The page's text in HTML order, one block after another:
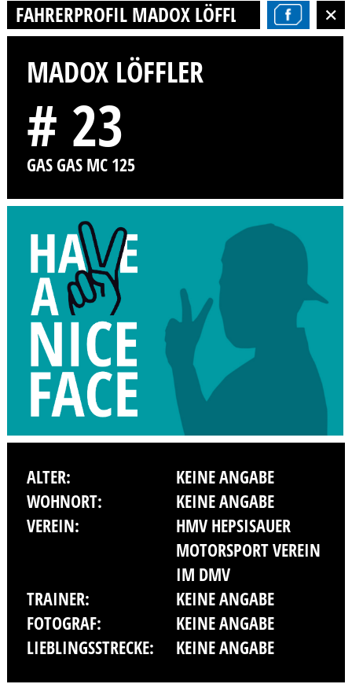
FAHRERPROFIL MADOX LÖFFLER
MADOX LÖFFLER
# 23
GAS GAS MC 125
ALTER:
KEINE ANGABE
WOHNORT:
KEINE ANGABE
VEREIN:
HMV HEPSISAUER
MOTORSPORT VEREIN
IM DMV
TRAINER:
KEINE ANGABE
FOTOGRAF:
KEINE ANGABE
LIEBLINGSSTRECKE:
KEINE ANGABE